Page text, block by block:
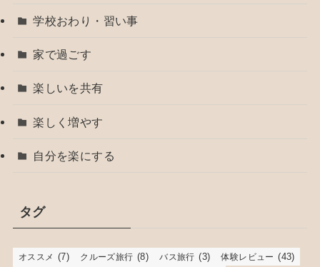
学校おわり・習い事
家で過ごす
楽しいを共有
楽しく増やす
自分を楽にする
タグ
オススメ (7) クルーズ旅行 (8) バス旅行 (3) 体験レビュー (43)